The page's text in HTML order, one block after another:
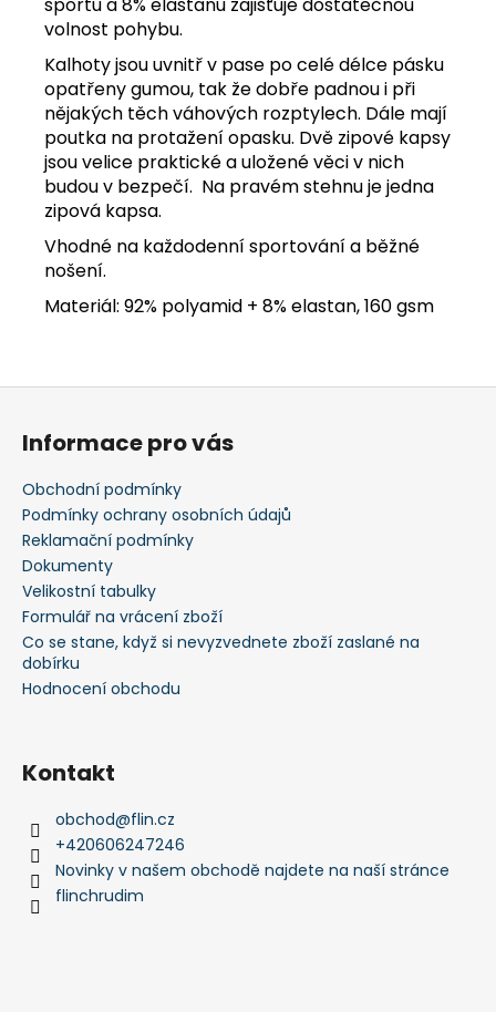
volnost pohybu.
Kalhoty jsou uvnitř v pase po celé délce pásku
opatřeny gumou, tak že dobře padnou i při
nějakých těch váhových rozptylech. Dále mají
poutka na protažení opasku. Dvě zipové kapsy
jsou velice praktické a uložené věci v nich
budou v bezpečí. Na pravém stehnu je jedna
zipová kapsa.
Vhodné na každodenní sportování a běžné
nošení.
Materiál: 92% polyamid + 8% elastan, 160 gsm
Z
Informace pro vás
Obchodní podmínky
Podmínky ochrany osobních údajů
Reklamační podmínky
Dokumenty
Velikostní tabulky
Formulář na vrácení zboží
Co se stane, když si nevyzvednete zboží zaslané na
dobírku
Hodnocení obchodu
Kontakt
obchod@flin.cz
+420606247246
Novinky v našem obchodě najdete na naší stránce
flinchrudim